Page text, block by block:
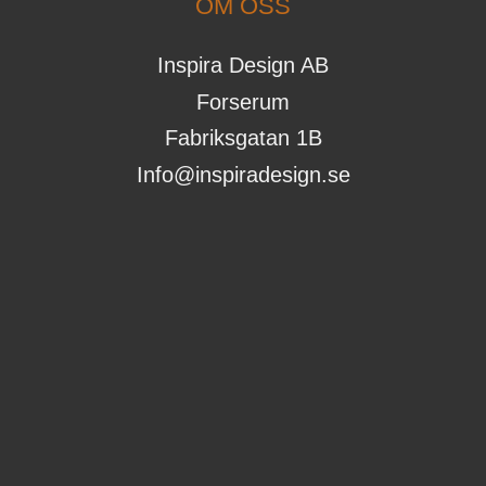
OM OSS
Inspira Design AB
Forserum
Fabriksgatan 1B
Info@inspiradesign.se